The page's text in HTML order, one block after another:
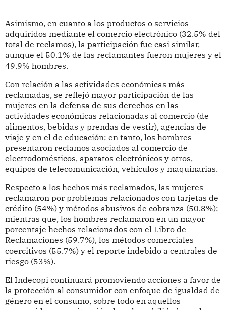
Asimismo, en cuanto a los productos o servicios
adquiridos mediante el comercio electrónico (32.5% del
total de reclamos), la participación fue casi similar,
aunque el 50.1% de las reclamantes fueron mujeres y el
49.9% hombres.
Con relación a las actividades económicas más
reclamadas, se reflejó mayor participación de las
mujeres en la defensa de sus derechos en las
actividades económicas relacionadas al comercio (de
alimentos, bebidas y prendas de vestir), agencias de
viaje y en el de educación; en tanto, los hombres
presentaron reclamos asociados al comercio de
electrodomésticos, aparatos electrónicos y otros,
equipos de telecomunicación, vehículos y maquinarias.
Respecto a los hechos más reclamados, las mujeres
reclamaron por problemas relacionados con tarjetas de
crédito (54%) y métodos abusivos de cobranza (50.8%);
mientras que, los hombres reclamaron en un mayor
porcentaje hechos relacionados con el Libro de
Reclamaciones (59.7%), los métodos comerciales
coercitivos (55.7%) y el reporte indebido a centrales de
riesgo (53%).
El Indecopi continuará promoviendo acciones a favor de
la protección al consumidor con enfoque de igualdad de
género en el consumo, sobre todo en aquellos